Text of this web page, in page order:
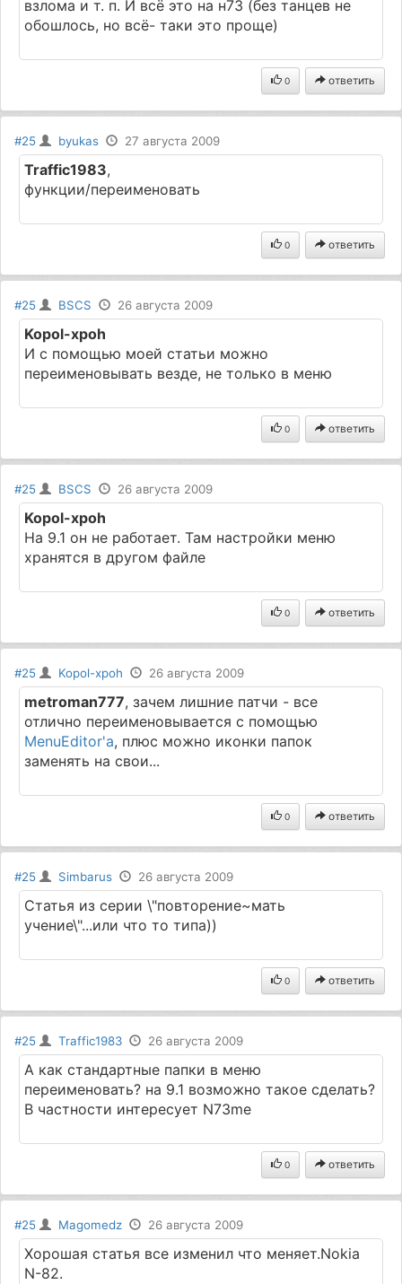
взлома и т. п. И всё это на н73 (без танцев не
обошлось, но всё- таки это проще)
0 ответить
#25 byukas 27 августа 2009
Traffic1983,
функции/переименовать
0 ответить
#25 BSCS 26 августа 2009
Kopol-xpoh
И с помощью моей статьи можно
переименовывать везде, не только в меню
0 ответить
#25 BSCS 26 августа 2009
Kopol-xpoh
На 9.1 он не работает. Там настройки меню
хранятся в другом файле
0 ответить
#25 Kopol-xpoh 26 августа 2009
metroman777, зачем лишние патчи - все
отлично переименовывается с помощью
MenuEditor'а, плюс можно иконки папок
заменять на свои...
0 ответить
#25 Simbarus 26 августа 2009
Статья из серии \"повторение~мать
учение\"...или что то типа))
0 ответить
#25 Traffic1983 26 августа 2009
А как стандартные папки в меню
переименовать? на 9.1 возможно такое сделать?
В частности интересует N73me
0 ответить
#25 Magomedz 26 августа 2009
Хорошая статья все изменил что меняет.Nokia
N-82.